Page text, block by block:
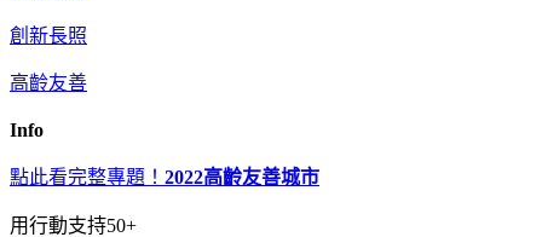
創新長照
高齡友善
Info
點此看完整專題！ 2022高齡友善城市
用行動支持50+